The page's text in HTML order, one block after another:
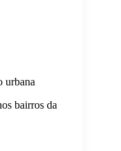
urbana
bairros da